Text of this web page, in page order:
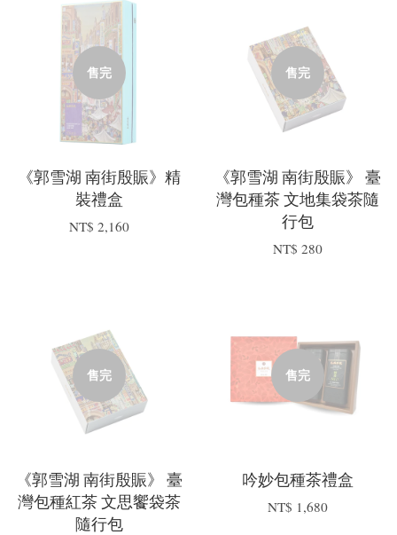
售完
《郭雪湖 南街殷賑》精
裝禮盒
NT$ 2,160
售完
《郭雪湖 南街殷賑》 臺
灣包種茶 文地集袋茶隨
行包
NT$ 280
售完
《郭雪湖 南街殷賑》 臺
灣包種紅茶 文思饗袋茶
隨行包
售完
吟妙包種茶禮盒
NT$ 1,680